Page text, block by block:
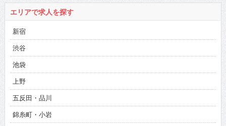
エリアで求人を探す
新宿
渋谷
池袋
上野
五反田・品川
錦糸町・小岩